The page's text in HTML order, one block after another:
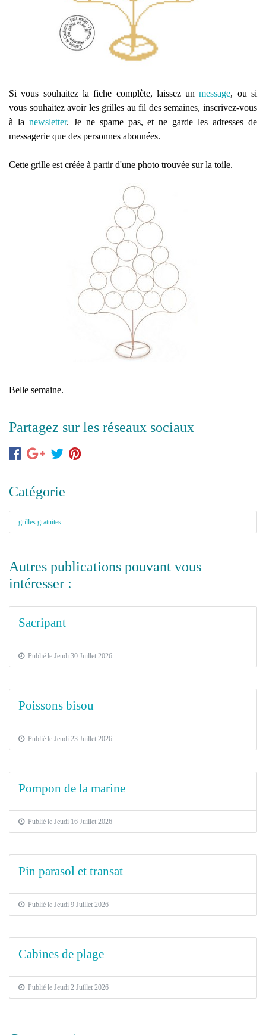
Si vous souhaitez la fiche complète, laissez unmessage, ou si
vous souhaitez avoir les grilles au fil des semaines, inscrivez-vous
à la newsletter. Je ne spame pas, et ne garde les adresses de
messagerie que des personnes abonnées.
Cette grille est créée à partir d'une photo trouvée sur la toile.
Belle semaine.
Partagez sur les réseaux sociaux
Catégorie
grilles gratuites
Autres publications pouvant vous
intéresser :
Sacripant
Publié le Jeudi 30 Juillet 2026
Poissons bisou
Publié le Jeudi 23 Juillet 2026
Pompon de la marine
Publié le Jeudi 16 Juillet 2026
Pin parasol et transat
Publié le Jeudi 9 Juillet 2026
Cabines de plage
Publié le Jeudi 2 Juillet 2026